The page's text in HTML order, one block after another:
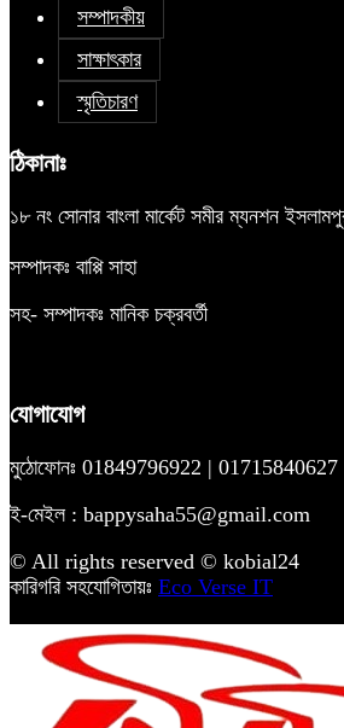
সম্পাদকীয়
সাক্ষাৎকার
স্মৃতিচারণ
ঠিকানাঃ
১৮ নং সোনার বাংলা মার্কেট সমীর ম্যনশন
সম্পাদকঃ বাপ্পি সাহা
সহ- সম্পাদকঃ মানিক চক্রবর্তী
যোগাযোগ
মুঠোফোনঃ 01849796922 |
ই-মেইল : bappysaha55@gmail.com
© All rights reserved © kobial24
কারিগরি সহযোগিতায়ঃ Eco Verse IT